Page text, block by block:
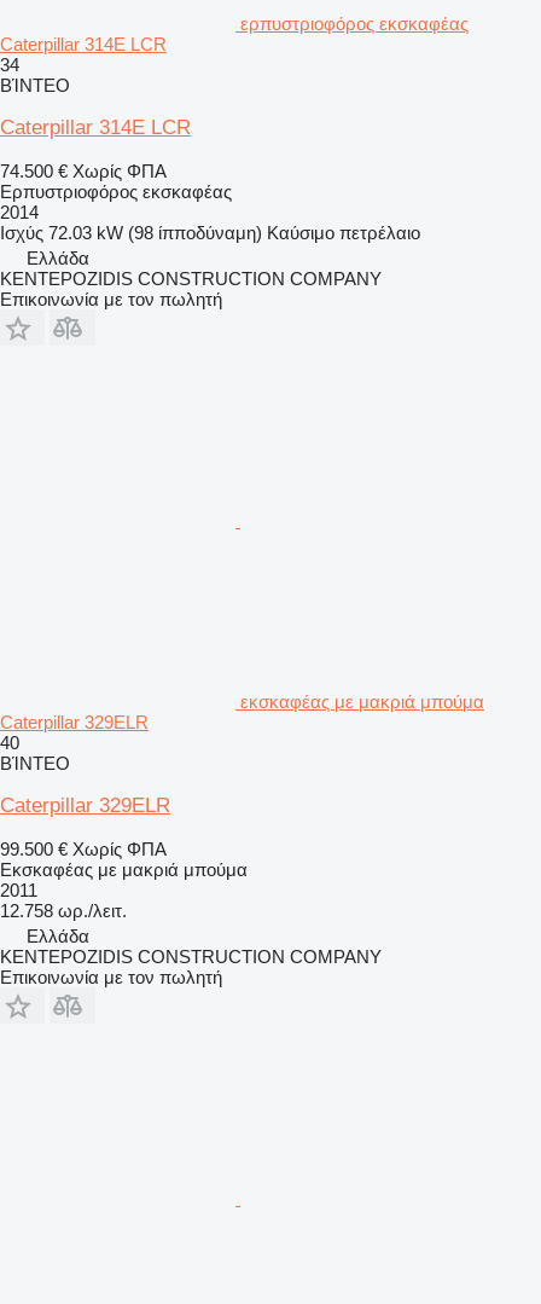
ερπυστριοφόρος εκσκαφέας
Caterpillar 314E LCR
34
ΒΊΝΤΕΟ
Caterpillar 314E LCR
74.500 € Χωρίς ΦΠΑ
Ερπυστριοφόρος εκσκαφέας
2014
Ισχύς 72.03 kW (98 ίπποδύναμη) Καύσιμο πετρέλαιο
Ελλάδα
KENTEPOZIDIS CONSTRUCTION COMPANY
Επικοινωνία με τον πωλητή
εκσκαφέας με μακριά μπούμα
Caterpillar 329ELR
40
ΒΊΝΤΕΟ
Caterpillar 329ELR
99.500 € Χωρίς ΦΠΑ
Εκσκαφέας με μακριά μπούμα
2011
12.758 ωρ./λειτ.
Ελλάδα
KENTEPOZIDIS CONSTRUCTION COMPANY
Επικοινωνία με τον πωλητή